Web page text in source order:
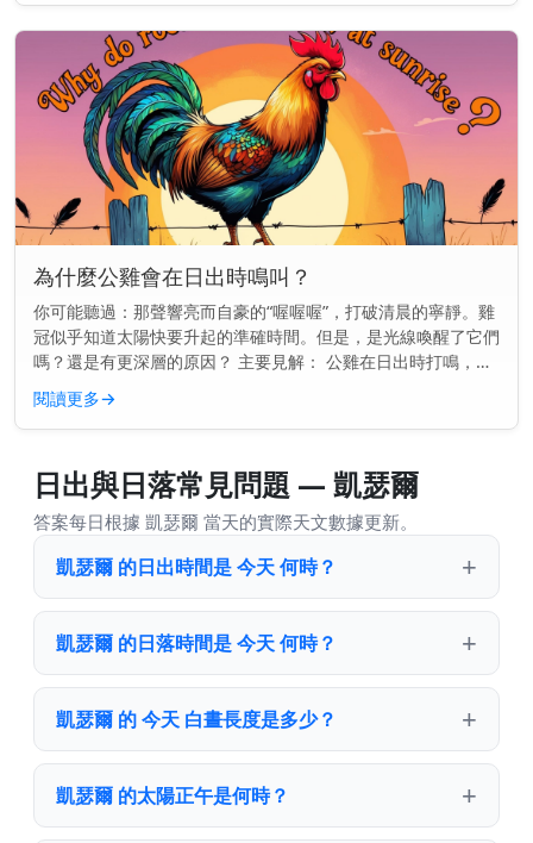
為什麼公雞會在日出時鳴叫？
你可能聽過：那聲響亮而自豪的“喔喔喔”，打破清晨的寧靜。雞
冠似乎知道太陽快要升起的準確時間。但是，是光線喚醒了它們
嗎？還是有更深層的原因？ 主要見解： 公雞在日出時打鳴，是
因為它們的內在生物鐘告訴它們該是時候了——甚至在第一縷光
線出現之前。...
閱讀更多→
日出與日落常見問題 — 凱瑟爾
答案每日根據 凱瑟爾 當天的實際天文數據更新。
凱瑟爾 的日出時間是 今天 何時？
凱瑟爾 的日落時間是 今天 何時？
凱瑟爾 的 今天 白晝長度是多少？
凱瑟爾 的太陽正午是何時？